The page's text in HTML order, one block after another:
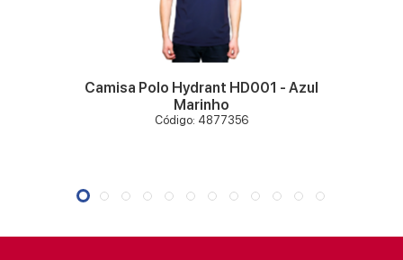
VER MAIS
Camisa Polo Hydrant HD001 - Azul
Marinho
Código: 4877356